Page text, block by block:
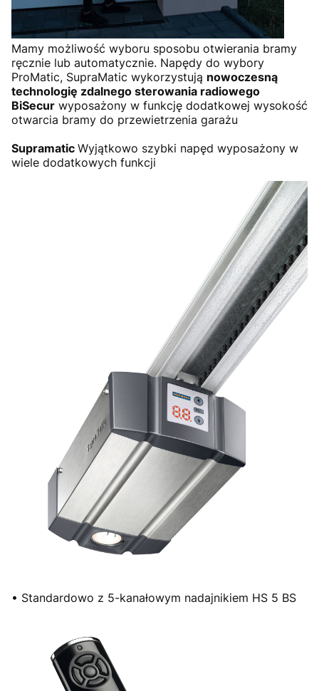
Mamy możliwość wyboru sposobu otwierania bramy
ręcznie lub automatycznie. Napędy do wybory
ProMatic, SupraMatic wykorzystują nowoczesną
technologię zdalnego sterowania radiowego
BiSecur wyposażony w funkcję dodatkowej wysokość
otwarcia bramy do przewietrzenia garażu
Supramatic Wyjątkowo szybki napęd wyposażony w
wiele dodatkowych funkcji
• Standardowo z 5-kanałowym nadajnikiem HS 5 BS